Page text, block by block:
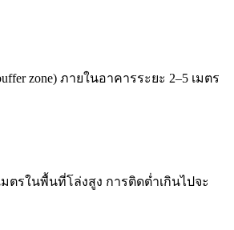
zone) ภายในอาคารระยะ 2–5 เมตร
ตรในพื้นที่โล่งสูง การติดต่ำเกินไปจะ